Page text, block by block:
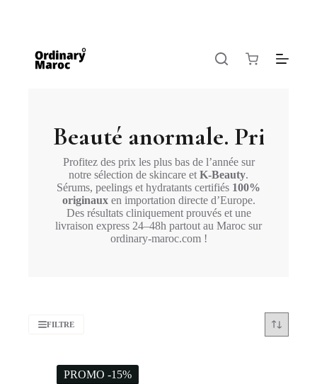
Beauté anormale. Prix
Profitez des prix les plus bas de l’année sur
notre sélection de skincare et K-Beauty.
Sérums, peelings et hydratants certifiés 100%
originauxen importation directe d’Europe.
Des résultats cliniquement prouvés et une
livraison express 24–48h partout au Maroc sur
ordinary-maroc.com!
FILTRE
PROMO -15%